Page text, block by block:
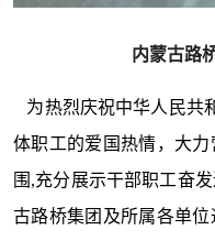
内蒙古路
为热烈庆祝中华人民共
体职工的爱国热情，大
围,充分展示干部职工奋
古路桥集团及所属各单